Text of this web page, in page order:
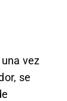
vez
se